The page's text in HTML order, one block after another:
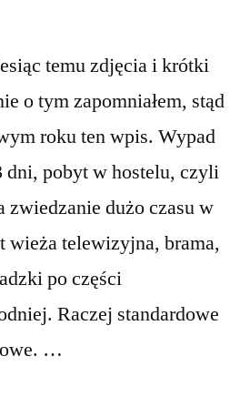
temu zdjęcia i krótki
o tym zapomniałem, stąd
roku ten wpis. Wypad
dni, pobyt w hostelu, czyli
zwiedzanie dużo czasu w
wieża telewizyjna, brama,
po części
Raczej standardowe
…